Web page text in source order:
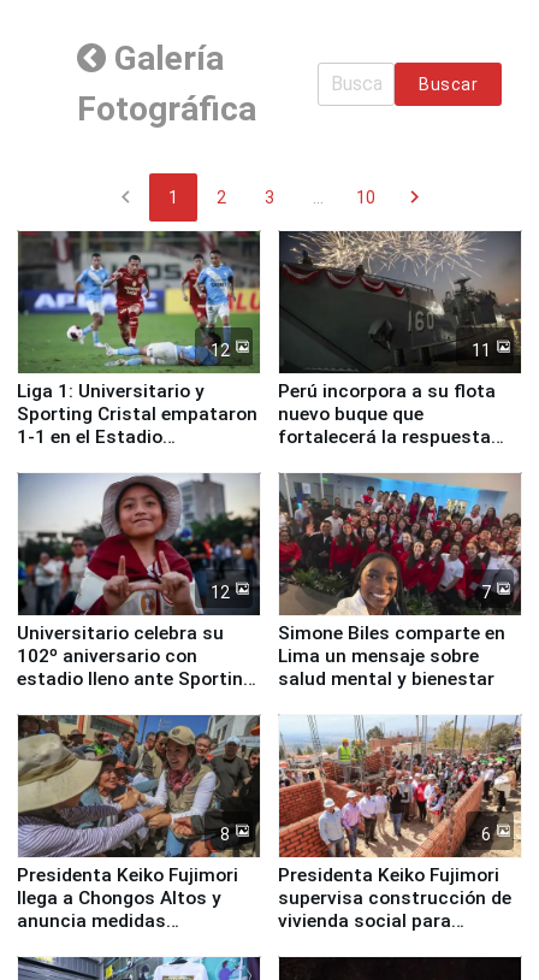
Galería
Fotográfica
Buscar
chevron_left 1 2 3 10 chevron_right
12
Liga 1: Universitario y
Sporting Cristal empataron
1-1 en el Estadio
11
Perú incorpora a su flota
nuevo buque que
fortalecerá la respuesta
12
Universitario celebra su
102º aniversario con
estadio lleno ante Sporting
7
Simone Biles comparte en
Lima un mensaje sobre
salud mental y bienestar
8
Presidenta Keiko Fujimori
llega a Chongos Altos y
anuncia medidas
educación, salud y empleo
6
Presidenta Keiko Fujimori
supervisa construcción de
vivienda social para